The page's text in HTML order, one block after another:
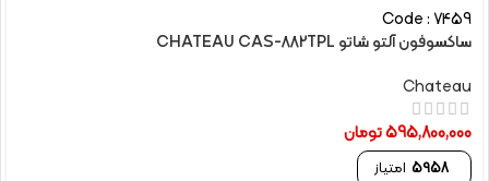
Code : 7459
ساکسوفون آلتو شاتو CHATEAU CAS-882TPL
Chateau
595,800,000تومان
5958 امتیاز